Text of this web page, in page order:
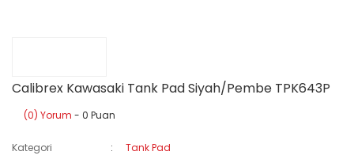
Calibrex Kawasaki Tank Pad Siyah/Pembe TPK643P
(0) Yorum - 0 Puan
Kategori
Tank Pad